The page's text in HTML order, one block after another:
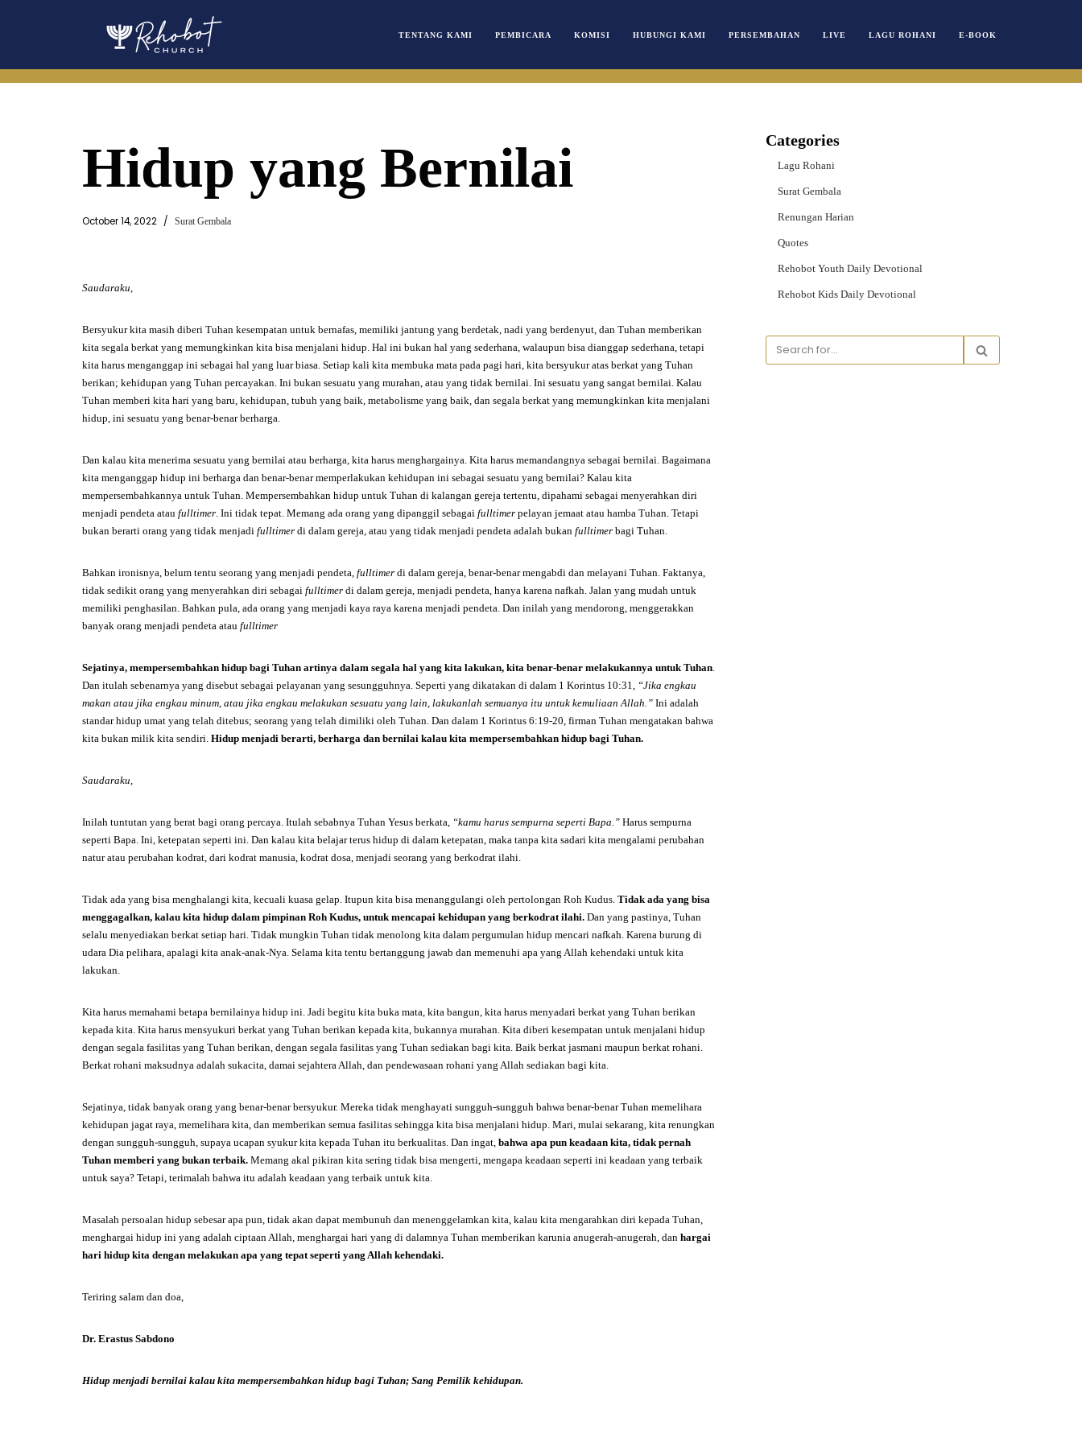
TENTANG KAMI PEMBICARA KOMISI HUBUNGI KAMI PERSEMBAHAN LIVE LAGU ROHANI E-BOOK
Hidup yang Bernilai
October 14, 2022 Surat Gembala
Saudaraku,
Bersyukur kita masih diberi Tuhan kesempatan untuk bernafas, memiliki jantung yang berdetak, nadi yang berdenyut, dan Tuhan memberikan
kita segala berkat yang memungkinkan kita bisa menjalani hidup. Hal ini bukan hal yang sederhana, walaupun bisa dianggap sederhana, tetapi
kita harus menganggap ini sebagai hal yang luar biasa. Setiap kali kita membuka mata pada pagi hari, kita bersyukur atas berkat yang Tuhan
berikan; kehidupan yang Tuhan percayakan. Ini bukan sesuatu yang murahan, atau yang tidak bernilai. Ini sesuatu yang sangat bernilai. Kalau
Tuhan memberi kita hari yang baru, kehidupan, tubuh yang baik, metabolisme yang baik, dan segala berkat yang memungkinkan kita menjalani
hidup, ini sesuatu yang benar-benar berharga.
Dan kalau kita menerima sesuatu yang bernilai atau berharga, kita harus menghargainya. Kita harus memandangnya sebagai bernilai. Bagaimana
kita menganggap hidup ini berharga dan benar-benar memperlakukan kehidupan ini sebagai sesuatu yang bernilai? Kalau kita
mempersembahkannya untuk Tuhan. Mempersembahkan hidup untuk Tuhan di kalangan gereja tertentu, dipahami sebagai menyerahkan diri
menjadi pendeta atau fulltimer. Ini tidak tepat. Memang ada orang yang dipanggil sebagai fulltimer pelayan jemaat atau hamba Tuhan. Tetapi
bukan berarti orang yang tidak menjadi fulltimer di dalam gereja, atau yang tidak menjadi pendeta adalah bukan fulltimer bagi Tuhan.
Bahkan ironisnya, belum tentu seorang yang menjadi pendeta, fulltimer di dalam gereja, benar-benar mengabdi dan melayani Tuhan. Faktanya,
tidak sedikit orang yang menyerahkan diri sebagai fulltimer di dalam gereja, menjadi pendeta, hanya karena nafkah. Jalan yang mudah untuk
memiliki penghasilan. Bahkan pula, ada orang yang menjadi kaya raya karena menjadi pendeta. Dan inilah yang mendorong, menggerakkan
banyak orang menjadi pendeta atau fulltimer
Sejatinya, mempersembahkan hidup bagi Tuhan artinya dalam segala hal yang kita lakukan, kita benar-benar melakukannya untuk Tuhan.
Dan itulah sebenarnya yang disebut sebagai pelayanan yang sesungguhnya. Seperti yang dikatakan di dalam 1 Korintus 10:31, “Jika engkau
makan atau jika engkau minum, atau jika engkau melakukan sesuatu yang lain, lakukanlah semuanya itu untuk kemuliaan Allah.” Ini adalah
standar hidup umat yang telah ditebus; seorang yang telah dimiliki oleh Tuhan. Dan dalam 1 Korintus 6:19-20, firman Tuhan mengatakan bahwa
kita bukan milik kita sendiri. Hidup menjadi berarti, berharga dan bernilai kalau kita mempersembahkan hidup bagi Tuhan.
Saudaraku,
Inilah tuntutan yang berat bagi orang percaya. Itulah sebabnya Tuhan Yesus berkata, “kamu harus sempurna seperti Bapa.” Harus sempurna
seperti Bapa. Ini, ketepatan seperti ini. Dan kalau kita belajar terus hidup di dalam ketepatan, maka tanpa kita sadari kita mengalami perubahan
natur atau perubahan kodrat, dari kodrat manusia, kodrat dosa, menjadi seorang yang berkodrat ilahi.
Tidak ada yang bisa menghalangi kita, kecuali kuasa gelap. Itupun kita bisa menanggulangi oleh pertolongan Roh Kudus. Tidak ada yang bisa
menggagalkan, kalau kita hidup dalam pimpinan Roh Kudus, untuk mencapai kehidupan yang berkodrat ilahi. Dan yang pastinya, Tuhan
selalu menyediakan berkat setiap hari. Tidak mungkin Tuhan tidak menolong kita dalam pergumulan hidup mencari nafkah. Karena burung di
udara Dia pelihara, apalagi kita anak-anak-Nya. Selama kita tentu bertanggung jawab dan memenuhi apa yang Allah kehendaki untuk kita
lakukan.
Kita harus memahami betapa bernilainya hidup ini. Jadi begitu kita buka mata, kita bangun, kita harus menyadari berkat yang Tuhan berikan
kepada kita. Kita harus mensyukuri berkat yang Tuhan berikan kepada kita, bukannya murahan. Kita diberi kesempatan untuk menjalani hidup
dengan segala fasilitas yang Tuhan berikan, dengan segala fasilitas yang Tuhan sediakan bagi kita. Baik berkat jasmani maupun berkat rohani.
Berkat rohani maksudnya adalah sukacita, damai sejahtera Allah, dan pendewasaan rohani yang Allah sediakan bagi kita.
Sejatinya, tidak banyak orang yang benar-benar bersyukur. Mereka tidak menghayati sungguh-sungguh bahwa benar-benar Tuhan memelihara
kehidupan jagat raya, memelihara kita, dan memberikan semua fasilitas sehingga kita bisa menjalani hidup. Mari, mulai sekarang, kita renungkan
dengan sungguh-sungguh, supaya ucapan syukur kita kepada Tuhan itu berkualitas. Dan ingat, bahwa apa pun keadaan kita, tidak pernah
Tuhan memberi yang bukan terbaik. Memang akal pikiran kita sering tidak bisa mengerti, mengapa keadaan seperti ini keadaan yang terbaik
untuk saya? Tetapi, terimalah bahwa itu adalah keadaan yang terbaik untuk kita.
Masalah persoalan hidup sebesar apa pun, tidak akan dapat membunuh dan menenggelamkan kita, kalau kita mengarahkan diri kepada Tuhan,
menghargai hidup ini yang adalah ciptaan Allah, menghargai hari yang di dalamnya Tuhan memberikan karunia anugerah-anugerah, dan hargai
hari hidup kita dengan melakukan apa yang tepat seperti yang Allah kehendaki.
Teriring salam dan doa,
Dr. Erastus Sabdono
Hidup menjadi bernilai kalau kita mempersembahkan hidup bagi Tuhan; Sang Pemilik kehidupan.
Categories
Lagu Rohani
Surat Gembala
Renungan Harian
Quotes
Rehobot Youth Daily Devotional
Rehobot Kids Daily Devotional